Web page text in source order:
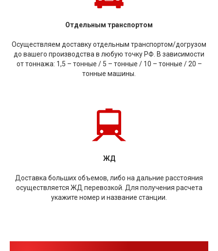
Отдельным транспортом
Осуществляем доставку отдельным транспортом/догрузом
до вашего производства в любую точку РФ. В зависимости
от тоннажа: 1,5 – тонные / 5 – тонные / 10 – тонные / 20 –
тонные машины.
ЖД
Доставка больших объемов, либо на дальние расстояния
осуществляется ЖД перевозкой. Для получения расчета
укажите номер и название станции.